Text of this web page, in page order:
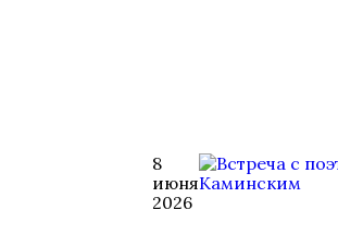
8
июня
2026